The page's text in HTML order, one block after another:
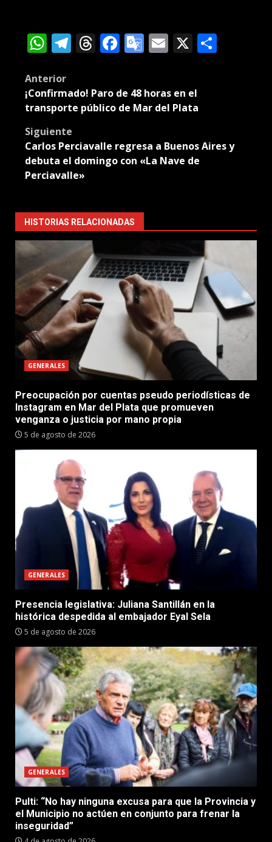
WhatsApp
Telegram
Threads
Facebook
Google
Email
X
Post
navigation
Anterior
¡Confirmado! Paro de 48 horas en el
transporte público de Mar del Plata
Siguiente
Carlos Perciavalle regresa a Buenos Aires y
debuta el domingo con «La Nave de
Perciavalle»
HISTORIAS RELACIONADAS
GENERALES
Preocupación por cuentas pseudo periodísticas de
Instagram en Mar del Plata que promueven
venganza o justicia por mano propia
5 de agosto de 2026
GENERALES
Presencia legislativa: Juliana Santillán en la
histórica despedida al embajador Eyal Sela
5 de agosto de 2026
GENERALES
Pulti: “No hay ninguna excusa para que la Provincia y
el Municipio no actúen en conjunto para frenar la
inseguridad”